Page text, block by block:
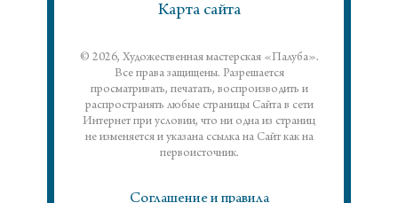
Карта сайта
© 2026, Художественная мастерская «Палуба».
Все права защищены. Разрешается
просматривать, печатать, воспроизводить и
распространять любые страницы Сайта в сети
Интернет при условии, что ни одна из страниц
не изменяется и указана ссылка на Сайт как на
первоисточник.
Соглашение и правила